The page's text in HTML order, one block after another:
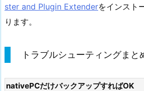
ster and Plugin Extenderをインスト
ります。
トラブルシューティングまと
nativePCだけバックアップすればOK